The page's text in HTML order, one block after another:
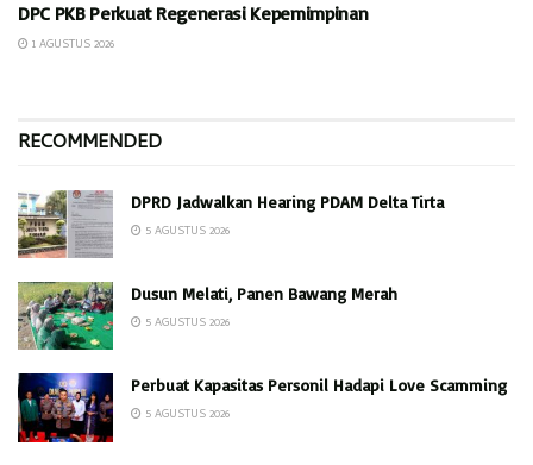
DPC PKB Perkuat Regenerasi Kepemimpinan
1 AGUSTUS 2026
RECOMMENDED
DPRD Jadwalkan Hearing PDAM Delta Tirta
5 AGUSTUS 2026
Dusun Melati, Panen Bawang Merah
5 AGUSTUS 2026
Perbuat Kapasitas Personil Hadapi Love Scamming
5 AGUSTUS 2026